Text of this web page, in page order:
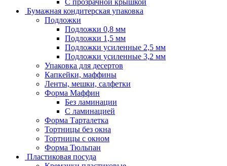
Бумажная кондитерская упаковка
Подложки
Подложки 0,8 мм
Подложки 1,5 мм
Подложки усиленные 2,5 мм
Подложки усиленные 3,2 мм
Упаковка для десертов
Капкейки, маффины
Ленты, мешки, салфетки
Форма Маффин
Без ламинации
С ламинацией
Форма Тарталетка
Тортницы без окна
Тортницы с окном
Форма Тюльпан
Пластиковая посуда